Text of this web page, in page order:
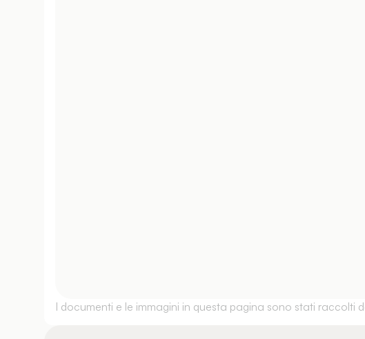
I documenti e le immagini in questa pagina sono stati raccolti